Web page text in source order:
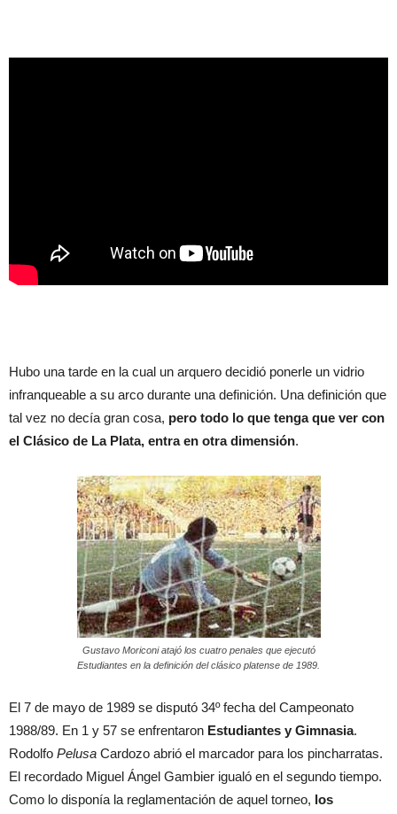
Hubo una tarde en la cual un arquero decidió ponerle un vidrio
infranqueable a su arco durante una definición. Una definición que
tal vez no decía gran cosa, pero todo lo que tenga que ver con
el Clásico de La Plata, entra en otra dimensión.
Gustavo Moriconi atajó los cuatro penales que ejecutó
Estudiantes en la definición del clásico platense de 1989.
El 7 de mayo de 1989 se disputó 34º fecha del Campeonato
1988/89. En 1 y 57 se enfrentaron Estudiantes y Gimnasia.
Rodolfo Pelusa Cardozo abrió el marcador para los pincharratas.
El recordado Miguel Ángel Gambier igualó en el segundo tiempo.
Como lo disponía la reglamentación de aquel torneo, los